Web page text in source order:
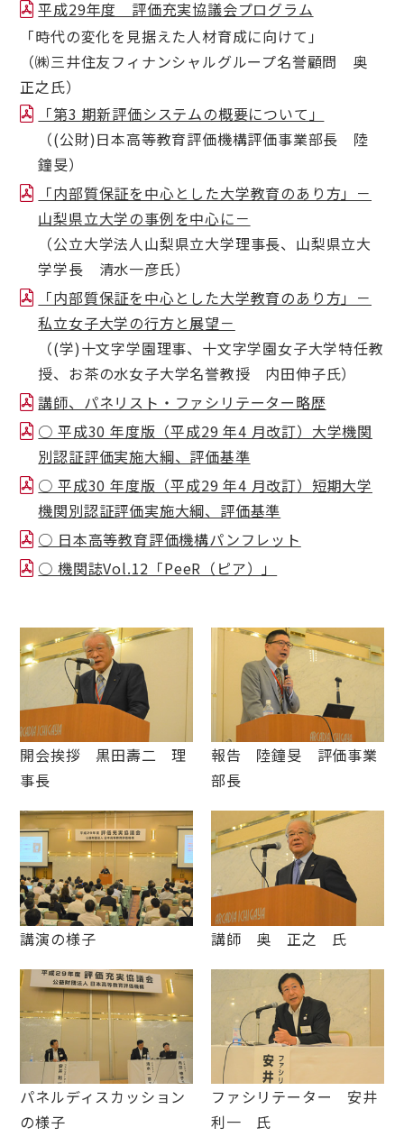
平成29年度 評価充実協議会プログラム
「時代の変化を見据えた人材育成に向けて」
（㈱三井住友フィナンシャルグループ名誉顧問 奥
正之氏）
「第3 期新評価システムの概要について」
（(公財)日本高等教育評価機構評価事業部長 陸
鐘旻）
「内部質保証を中心とした大学教育のあり方」－
山梨県立大学の事例を中心に－
（公立大学法人山梨県立大学理事長、山梨県立大
学学長 清水一彦氏）
「内部質保証を中心とした大学教育のあり方」－
私立女子大学の行方と展望－
（(学)十文字学園理事、十文字学園女子大学特任教
授、お茶の水女子大学名誉教授 内田伸子氏）
講師、パネリスト・ファシリテーター略歴
○ 平成30 年度版（平成29 年4 月改訂）大学機関
別認証評価実施大綱、評価基準
○ 平成30 年度版（平成29 年4 月改訂）短期大学
機関別認証評価実施大綱、評価基準
○ 日本高等教育評価機構パンフレット
○ 機関誌Vol.12「PeeR（ピア）」
開会挨拶 黒田壽二 理
事長
報告 陸鐘旻 評価事業
部長
講演の様子 講師 奥 正之 氏
パネルディスカッション
の様子
ファシリテーター 安井
利一 氏